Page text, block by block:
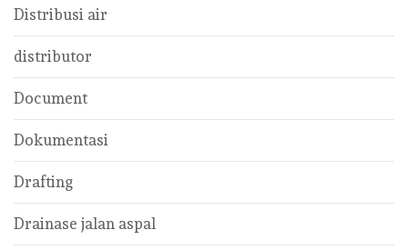
Distribusi air
distributor
Document
Dokumentasi
Drafting
Drainase jalan aspal